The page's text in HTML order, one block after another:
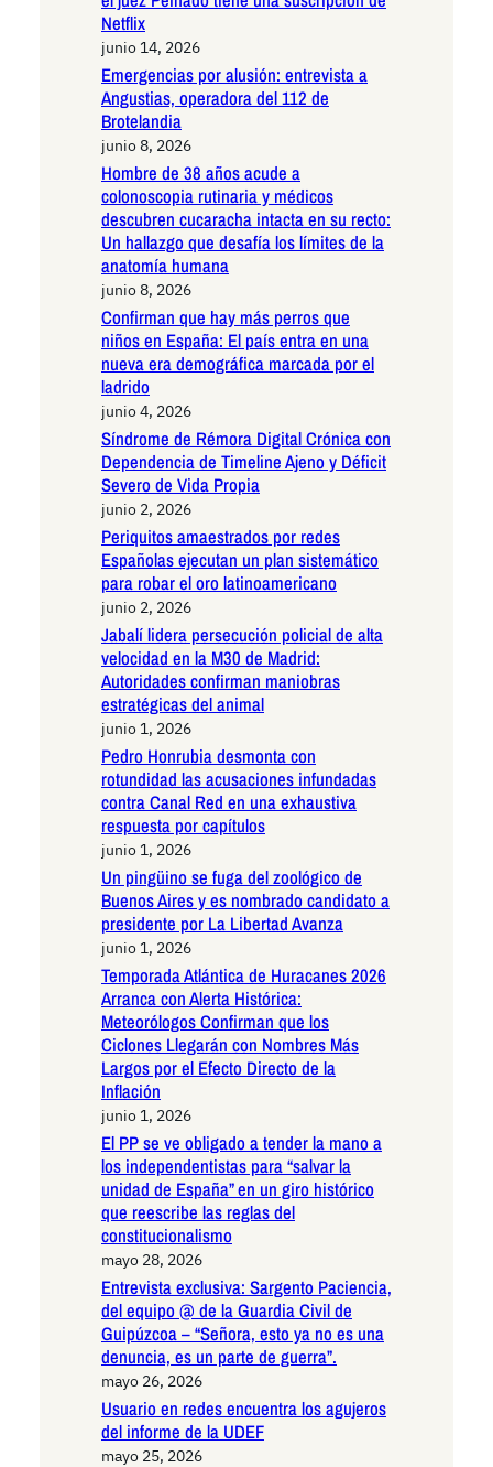
Netflix
junio 14, 2026
Emergencias por alusión: entrevista a
Angustias, operadora del 112 de
Brotelandia
junio 8, 2026
Hombre de 38 años acude a
colonoscopia rutinaria y médicos
descubren cucaracha intacta en su recto:
Un hallazgo que desafía los límites de la
anatomía humana
junio 8, 2026
Confirman que hay más perros que
niños en España: El país entra en una
nueva era demográfica marcada por el
ladrido
junio 4, 2026
Síndrome de Rémora Digital Crónica con
Dependencia de Timeline Ajeno y Déficit
Severo de Vida Propia
junio 2, 2026
Periquitos amaestrados por redes
Españolas ejecutan un plan sistemático
para robar el oro latinoamericano
junio 2, 2026
Jabalí lidera persecución policial de alta
velocidad en la M30 de Madrid:
Autoridades confirman maniobras
estratégicas del animal
junio 1, 2026
Pedro Honrubia desmonta con
rotundidad las acusaciones infundadas
contra Canal Red en una exhaustiva
respuesta por capítulos
junio 1, 2026
Un pingüino se fuga del zoológico de
Buenos Aires y es nombrado candidato a
presidente por La Libertad Avanza
junio 1, 2026
Temporada Atlántica de Huracanes 2026
Arranca con Alerta Histórica:
Meteorólogos Confirman que los
Ciclones Llegarán con Nombres Más
Largos por el Efecto Directo de la
Inflación
junio 1, 2026
El PP se ve obligado a tender la mano a
los independentistas para “salvar la
unidad de España” en un giro histórico
que reescribe las reglas del
constitucionalismo
mayo 28, 2026
Entrevista exclusiva: Sargento Paciencia,
del equipo @ de la Guardia Civil de
Guipúzcoa – “Señora, esto ya no es una
denuncia, es un parte de guerra”.
mayo 26, 2026
Usuario en redes encuentra los agujeros
del informe de la UDEF
mayo 25, 2026